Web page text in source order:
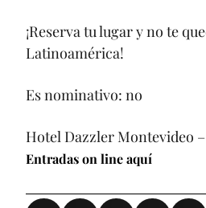
¡Reserva tu lugar y no te
Latinoamérica!
Es nominativo: no
Hotel Dazzler Montevideo –
Entradas on line aquí